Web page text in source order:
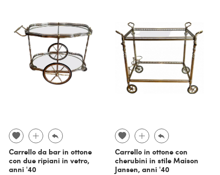
Carrello da bar in ottone
con due ripiani in vetro,
anni '40
Carrello in ottone con
cherubini in stile Maison
Jansen, anni '40